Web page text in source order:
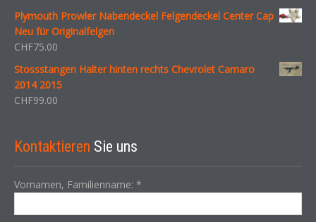
Plymouth Prowler Nabendeckel Felgendeckel Center Cap
Neu für Originalfelgen
CHF75.00
Stossstangen Halter hinten rechts Chevrolet Camaro
2014 2015
CHF99.00
Kontaktieren Sie uns
Vornamen, Familienname: *